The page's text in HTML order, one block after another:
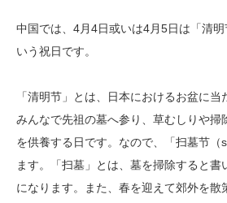
中国では、4月4日或いは4月5日は「清
いう祝日です。
「清明节」とは、日本におけるお盆に
みんなで先祖の墓へ参り、草むしりや掃
を供養する日です。なので、「扫墓节
ます。「扫墓」とは、墓を掃除すると書
になります。また、春を迎えて郊外を散